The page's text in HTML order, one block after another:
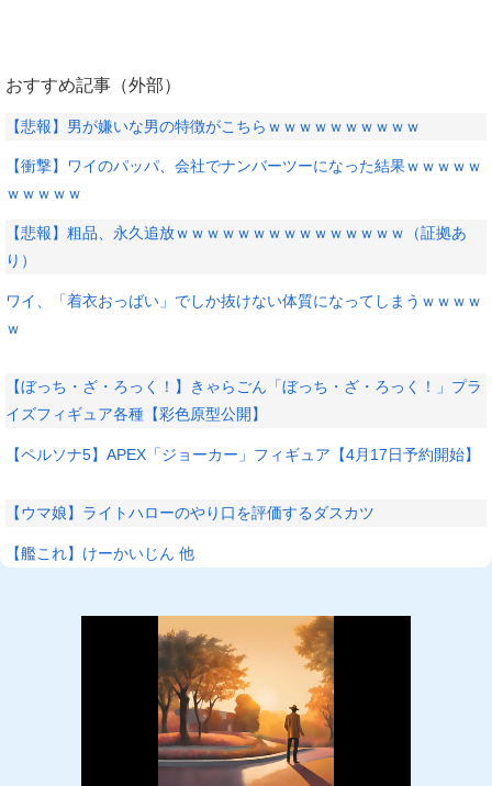
おすすめ記事（外部）
【悲報】男が嫌いな男の特徴がこちらｗｗｗｗｗｗｗｗｗｗ
【衝撃】ワイのパッパ、会社でナンバーツーになった結果ｗｗｗｗｗ
ｗｗｗｗｗ
【悲報】粗品、永久追放ｗｗｗｗｗｗｗｗｗｗｗｗｗｗｗ（証拠あ
り）
ワイ、「着衣おっばい」でしか抜けない体質になってしまうｗｗｗｗ
ｗ
【ぼっち・ざ・ろっく！】きゃらごん「ぼっち・ざ・ろっく！」プラ
イズフィギュア各種【彩色原型公開】
【ペルソナ5】APEX「ジョーカー」フィギュア【4月17日予約開始】
【ウマ娘】ライトハローのやり口を評価するダスカツ
【艦これ】けーかいじん 他